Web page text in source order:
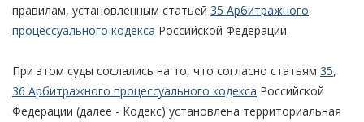
правилам, установленным статьей 35 Арбитражного
процессуального кодекса Российской Федерации.
При этом суды сослались на то, что согласно статьям 35,
36 Арбитражного процессуального кодекса Российской
Федерации (далее - Кодекс) установлена территориальная